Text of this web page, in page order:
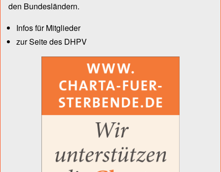
den Bun­des­län­dern.
Infos für Mitglieder
zur Seite des DHPV